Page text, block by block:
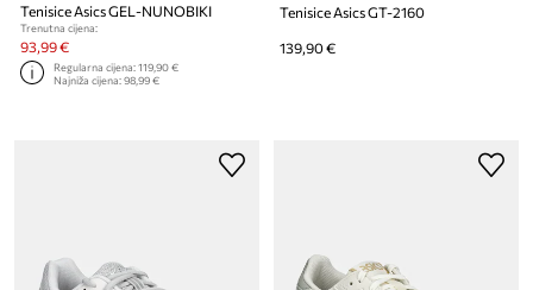
Tenisice Asics GEL-NUNOBIKI
Trenutna cijena:
93,99 €
Regularna cijena:119,90 €
Najniža cijena:98,99 €
Tenisice Asics GT-2160
139,90 €